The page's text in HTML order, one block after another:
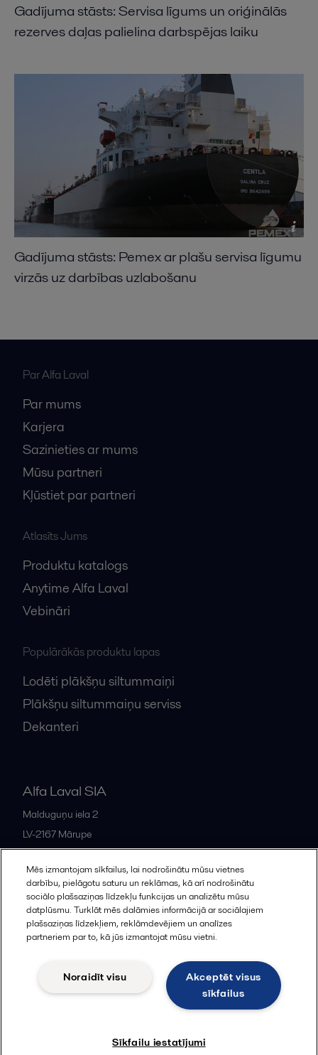
Gadījuma stāsts: Servisa līgums un oriģinālās
rezerves daļas palielina darbspējas laiku
Gadījuma stāsts: Pemex ar plašu servisa līgumu
virzās uz darbības uzlabošanu
Par Alfa Laval
Par mums
Karjera
Sazinieties ar mums
Mūsu partneri
Kļūstiet par partneri
Atlasīts Jums
Produktu katalogs
Anytime Alfa Laval
Vebināri
Populārākās produktu lapas
Lodēti plākšņu siltummaiņi
Plākšņu siltummaiņu serviss
Dekanteri
Alfa Laval SIA
Malduguņu iela 2
LV-2167 Mārupe
Latvia
+371 678 285 08
All offices and partners
© 2015-2026, ALFA LAVAL
Cookies policy Legal terms and conditions
Mēs izmantojam sīkfailus, lai nodrošinātu mūsu vietnes
darbību, pielāgotu saturu un reklāmas, kā arī nodrošinātu
sociālo plašsaziņas līdzekļu funkcijas un analizētu mūsu
datplūsmu. Turklāt mēs dalāmies informācijā ar sociālajiem
plašsaziņas līdzekļiem, reklāmdevējiem un analīzes
partneriem par to, kā jūs izmantojat mūsu vietni.
Akceptēt visus
sīkfailus
Noraidīt visu
Sīkfailu iestatījumi